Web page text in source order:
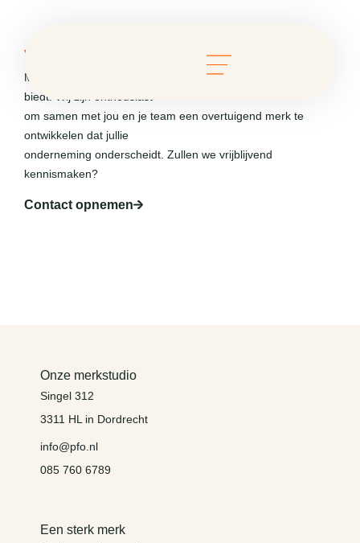
Wat levert een sterk merk jou op?
Merkstudio PFO gelooft dat elke branche unieke kansen
biedt. Wij zijn enthousiast
om samen met jou en je team een overtuigend merk te
ontwikkelen dat jullie
onderneming onderscheidt. Zullen we vrijblijvend
kennismaken?
Contact opnemen
Een sterk merk
Onze merkstudio
Singel 312
3311 HL in Dordrecht
info@pfo.nl
085 760 6789